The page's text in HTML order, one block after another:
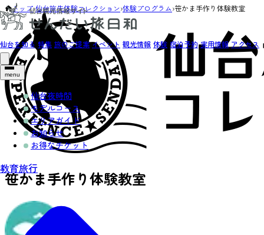
仙台を知る 特集 旅のご提案 イベント 観光情報 体験 宿泊予約 実用情報 アクセス
menu
仙台夜時間
モデルコース
エリアガイド
お知らせ
お得なチケット
教育旅行
トップ›仙台旅先体験コレクション›体験プログラム›笹かま手作り体験教室
笹かま手作り体験教室